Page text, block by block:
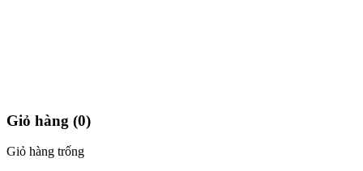
Giỏ hàng (0)
Giỏ hàng trống